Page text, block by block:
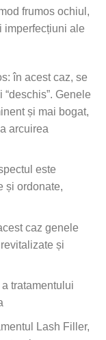
frumos ochiul,
imperfecțiuni ale
în acest caz, se
Genele
și mai bogat,
arcuirea
este
și ordonate,
caz genele
și
tratamentului
Lash Filler,